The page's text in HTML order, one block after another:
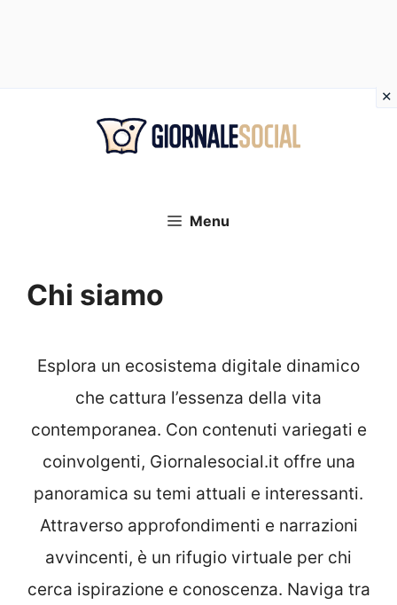
Menu
Chi siamo
Esplora un ecosistema digitale dinamico
che cattura l’essenza della vita
contemporanea. Con contenuti variegati e
coinvolgenti, Giornalesocial.it offre una
panoramica su temi attuali e interessanti.
Attraverso approfondimenti e narrazioni
avvincenti, è un rifugio virtuale per chi
cerca ispirazione e conoscenza. Naviga tra